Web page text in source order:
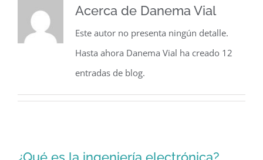
Acerca de Danema Vial
Este autor no presenta ningún detalle.
Hasta ahora Danema Vial ha creado 12
entradas de blog.
¿Qué es la ingeniería electrónica?